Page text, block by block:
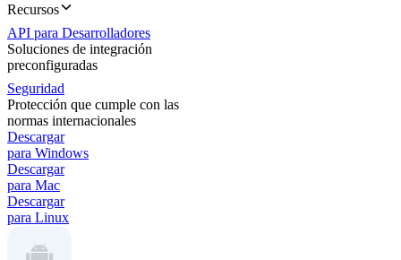
Recursos
API para Desarrolladores
Soluciones de integración
preconfiguradas
Seguridad
Protección que cumple con las
normas internacionales
Descargar
para Windows
Descargar
para Mac
Descargar
para Linux